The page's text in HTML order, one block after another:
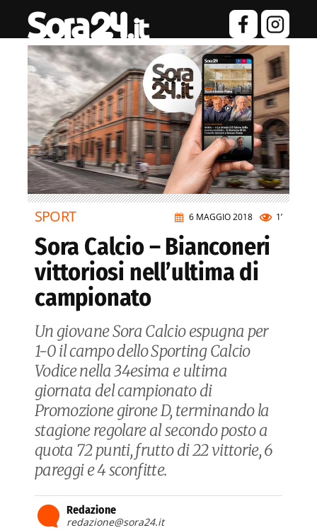
6 MAGGIO 2018 1’
SPORT
Sora Calcio – Bianconeri
vittoriosi nell’ultima di
campionato
Un giovane Sora Calcio espugna per
1-0 il campo dello Sporting Calcio
Vodice nella 34esima e ultima
giornata del campionato di
Promozione girone D, terminando la
stagione regolare al secondo posto a
quota 72 punti, frutto di 22 vittorie, 6
pareggi e 4 sconfitte.
Redazione
redazione@sora24.it